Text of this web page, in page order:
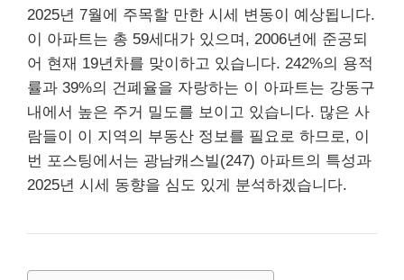
2025년 7월에 주목할 만한 시세 변동이 예상됩니다.
이 아파트는 총 59세대가 있으며, 2006년에 준공되
어 현재 19년차를 맞이하고 있습니다. 242%의 용적
률과 39%의 건폐율을 자랑하는 이 아파트는 강동구
내에서 높은 주거 밀도를 보이고 있습니다. 많은 사
람들이 이 지역의 부동산 정보를 필요로 하므로, 이
번 포스팅에서는 광남캐스빌(247) 아파트의 특성과
2025년 시세 동향을 심도 있게 분석하겠습니다.